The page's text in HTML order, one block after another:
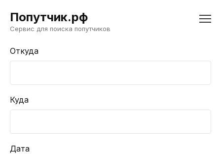
Попутчик.рф
Сервис для поиска попутчиков
Откуда
Куда
Дата